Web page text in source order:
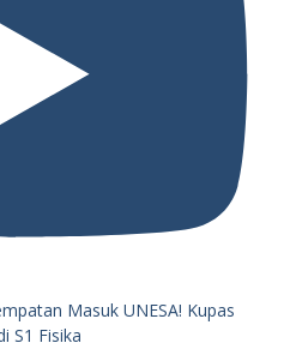
Masuk UNESA! Kupas
S1 Fisika